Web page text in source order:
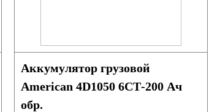
Аккумулятор грузовой
American 4D1050 6СТ-200 Ач
обр.